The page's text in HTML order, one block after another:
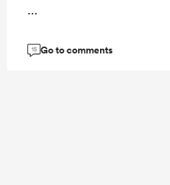
...
15 Go to comments